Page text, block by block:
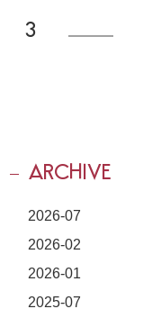
3
ARCHIVE
2026-07
2026-02
2026-01
2025-07